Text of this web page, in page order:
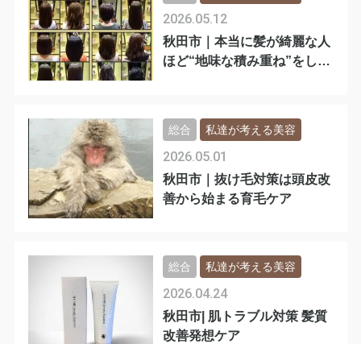
秋田市｜本当に髪が綺麗な人
ほど“地味な積み重ね”をして
2026.05.12
秋田市｜抜け毛対策は頭皮改
善から始まる育毛ケア
2026.05.01
総合 私達が考える美容
秋田市| 肌トラブル対策 髪質
改善発想ケア
2026.04.24
総合 私達が考える美容